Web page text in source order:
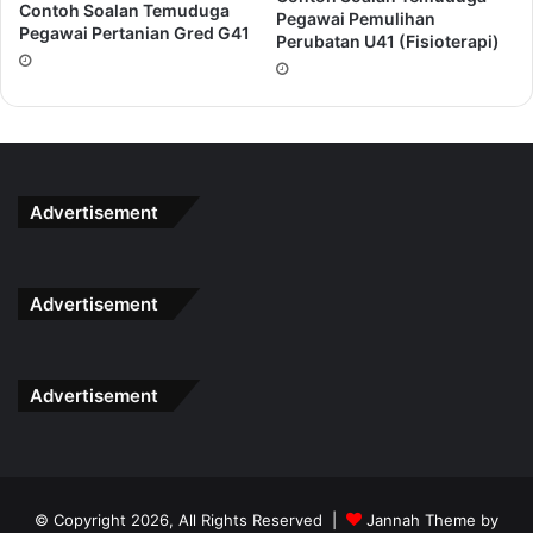
Peluang untuk mendapat panggilanTemuduga Penolong
persediaan yang rapi untuk menghadapi temuduga ini.
Asrama N29 Dengan Klik Button Di Bawah
Contoh Soalan Temuduga
Pegawai Pertanian Gred G41
Pegawai Pemulihan
Perubatan U41 (Fisioterapi)
Advertisement
Advertisement
Advertisement
© Copyright 2026, All Rights Reserved | Jannah Theme by